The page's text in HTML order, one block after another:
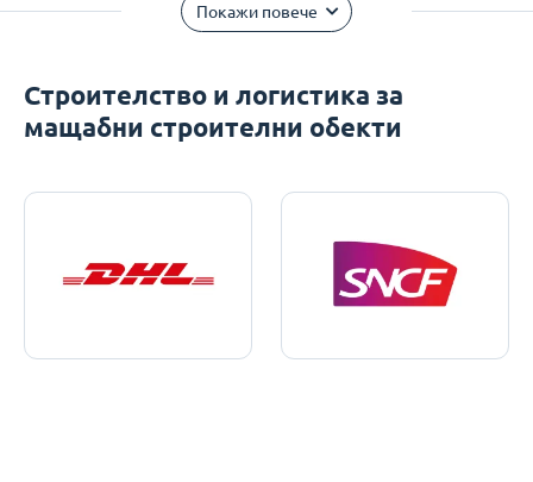
Покажи повече
Строителство и логистика за
мащабни строителни обекти